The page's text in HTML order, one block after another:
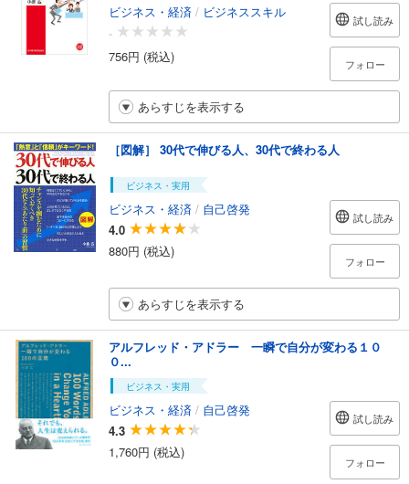
ビジネス・経済 / ビジネススキル
-
756円 (税込)
試し読み
フォロー
あらすじを表示する
［図解］ 30代で伸びる人、30代で終わる人
ビジネス・実用
ビジネス・経済 / 自己啓発
4.0
880円 (税込)
試し読み
フォロー
あらすじを表示する
アルフレッド・アドラー 一瞬で自分が変わる１０
０...
ビジネス・実用
ビジネス・経済 / 自己啓発
4.3
1,760円 (税込)
試し読み
フォロー